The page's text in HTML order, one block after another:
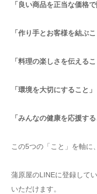
「良い商品を正当な価格
「作り手とお客様を結ぶこ
「料理の楽しさを伝えるこ
「環境を大切にすること」
「みんなの健康を応援する
この5つの「こと」を軸に
蒲原屋のLINEに登録して
いただけます。